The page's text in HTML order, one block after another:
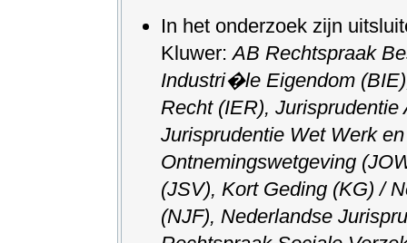
In het onderzoek zijn
Kluwer:AB Rechtspraak
Industri�le Eigendom
Recht (IER),
Jurisprudentie Wet Werk
Ontnemingswetgeving
(JSV), Kort Geding (KG) /
(NJF), Nederlandse